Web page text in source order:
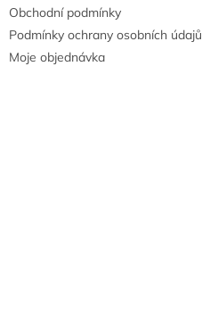
Obchodní podmínky
Podmínky ochrany osobních údajů
Moje objednávka